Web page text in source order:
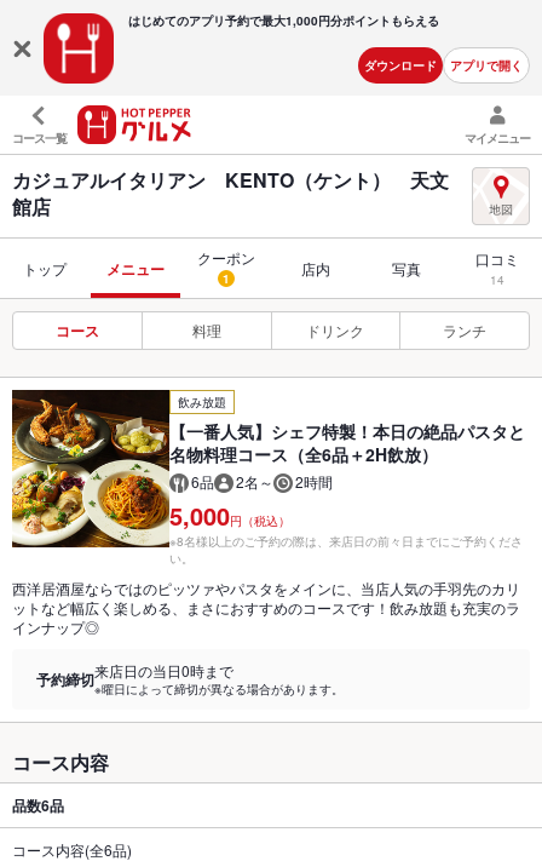
はじめてのアプリ予約で最大1,000円分ポイントもらえる
ダウンロード アプリで開く
コース一覧 マイメニュー
カジュアルイタリアン KENTO（ケント） 天文
館店
トップ メニュー
クーポン
1 店内 写真 口コミ
14
コース 料理 ドリンク ランチ
飲み放題
【一番人気】シェフ特製！本日の絶品パスタと
名物料理コース（全6品＋2H飲放）
6品 2名～ 2時間
5,000円（税込）
※8名様以上のご予約の際は、来店日の前々日までにご予約くださ
い。
西洋居酒屋ならではのピッツァやパスタをメインに、当店人気の手羽先のカリ
ットなど幅広く楽しめる、まさにおすすめのコースです！飲み放題も充実のラ
インナップ◎
予約締切来店日の当日0時まで
※曜日によって締切が異なる場合があります。
コース内容
品数6品
コース内容(全6品)